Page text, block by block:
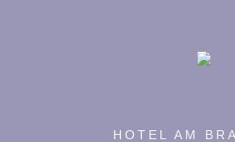
HOTEL AM